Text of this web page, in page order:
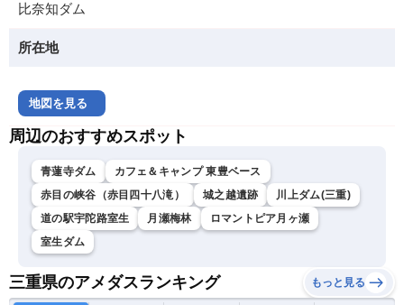
比奈知ダム
所在地
地図を見る
周辺のおすすめスポット
青蓮寺ダム
カフェ＆キャンプ 東豊ベース
赤目の峡谷（赤目四十八滝）
城之越遺跡
川上ダム(三重)
道の駅宇陀路室生
月瀬梅林
ロマントピア月ヶ瀬
室生ダム
三重県のアメダスランキング もっと見る